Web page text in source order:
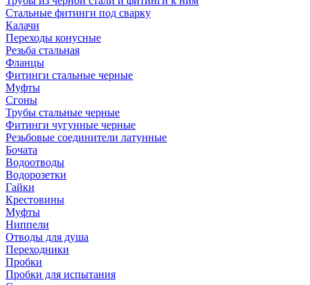
Стальные фитинги под сварку
Калачи
Переходы конусные
Резьба стальная
Фланцы
Фитинги стальные черные
Муфты
Сгоны
Трубы стальные черные
Фитинги чугунные черные
Резьбовые соединители латунные
Бочата
Водоотводы
Водорозетки
Гайки
Крестовины
Муфты
Ниппели
Отводы для душа
Переходники
Пробки
Пробки для испытания